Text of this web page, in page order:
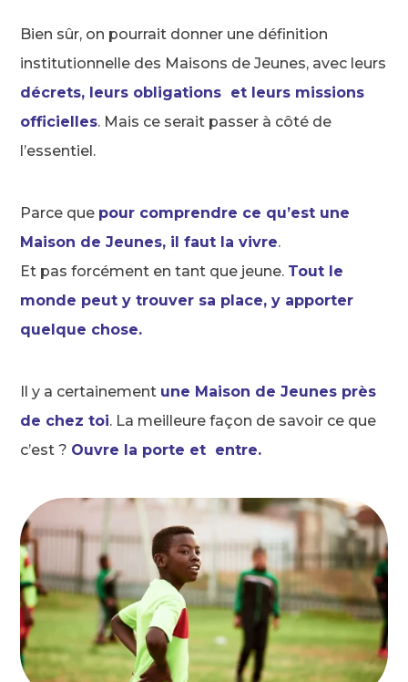
Bien sûr, on pourrait donner une définition
institutionnelle des Maisons de Jeunes, avec leurs
décrets, leurs obligations et leurs missions
officielles. Mais ce serait passer à côté de
l’essentiel.
Parce que pour comprendre ce qu’est une
Maison de Jeunes, il faut la vivre.
Et pas forcément en tant que jeune. Tout le
monde peut y trouver sa place, y apporter
quelque chose.
Il y a certainement une Maison de Jeunes près
de chez toi. La meilleure façon de savoir ce que
c’est ? Ouvre la porte et entre.